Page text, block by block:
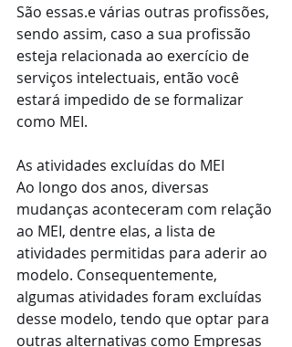
São essas.e várias outras profissões,
sendo assim, caso a sua profissão
esteja relacionada ao exercício de
serviços intelectuais, então você
estará impedido de se formalizar
como MEI.
As atividades excluídas do MEI
Ao longo dos anos, diversas
mudanças aconteceram com relação
ao MEI, dentre elas, a lista de
atividades permitidas para aderir ao
modelo. Consequentemente,
algumas atividades foram excluídas
desse modelo, tendo que optar para
outras alternativas como Empresas